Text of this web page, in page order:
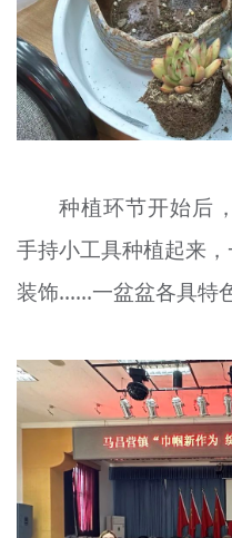
种植环节开始后
手持小工具种植起来，
装饰……一盆盆各具特